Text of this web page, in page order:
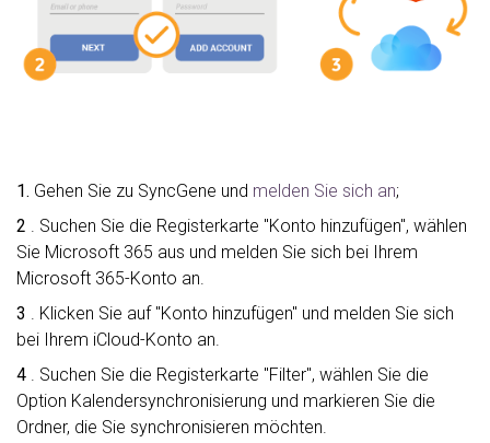
1. Gehen Sie zu SyncGene und melden Sie sich an;
2 . Suchen Sie die Registerkarte "Konto hinzufügen", wählen
Sie Microsoft 365 aus und melden Sie sich bei Ihrem
Microsoft 365-Konto an.
3
. Klicken Sie auf "Konto hinzufügen" und melden Sie sich
bei Ihrem iCloud-Konto an.
4 . Suchen Sie die Registerkarte "Filter", wählen Sie die
Option Kalendersynchronisierung und markieren Sie die
Ordner, die Sie synchronisieren möchten.